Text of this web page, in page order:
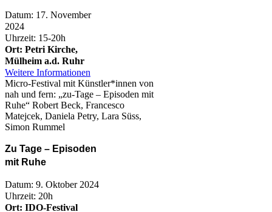
Datum: 17. November
2024
Uhrzeit: 15-20h
Ort: Petri Kirche,
Mülheim a.d. Ruhr
Weitere Informationen
Micro-Festival mit Künstler*innen von
nah und fern: „zu-Tage – Episoden mit
Ruhe“ Robert Beck, Francesco
Matejcek, Daniela Petry, Lara Süss,
Simon Rummel
Zu Tage – Episoden
mit Ruhe
Datum: 9. Oktober 2024
Uhrzeit: 20h
Ort: IDO-Festival